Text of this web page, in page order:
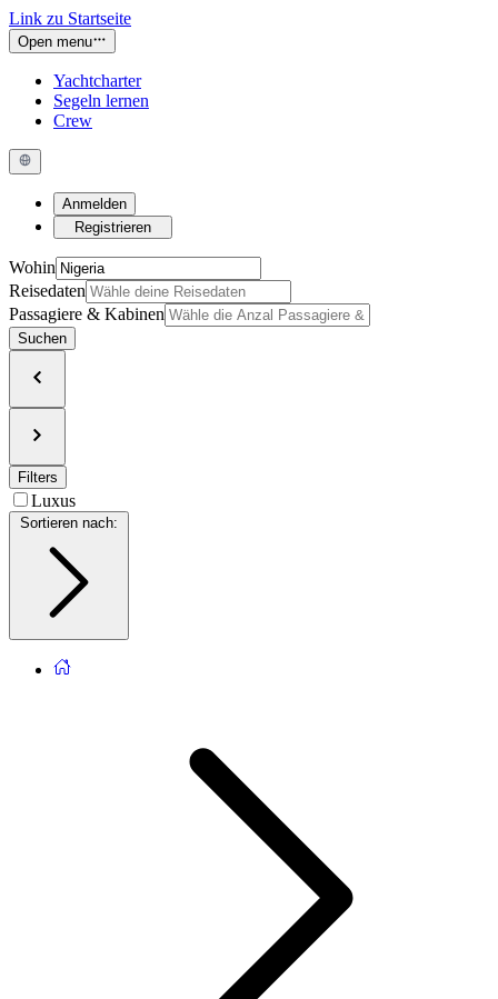
Link zu Startseite
Open menu
Yachtcharter
Segeln lernen
Crew
Anmelden
Registrieren
Wohin
Reisedaten
Passagiere & Kabinen
Suchen
Filters
Luxus
Sortieren nach